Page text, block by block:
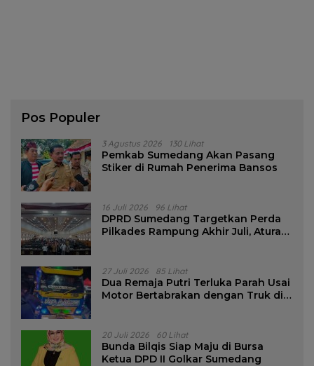
Pos Populer
3 Agustus 2026 130 Lihat
Pemkab Sumedang Akan Pasang
Stiker di Rumah Penerima Bansos
16 Juli 2026 96 Lihat
DPRD Sumedang Targetkan Perda
Pilkades Rampung Akhir Juli, Aturan
27 Juli 2026 85 Lihat
Dua Remaja Putri Terluka Parah Usai
Motor Bertabrakan dengan Truk di
20 Juli 2026 60 Lihat
Bunda Bilqis Siap Maju di Bursa
Ketua DPD II Golkar Sumedang